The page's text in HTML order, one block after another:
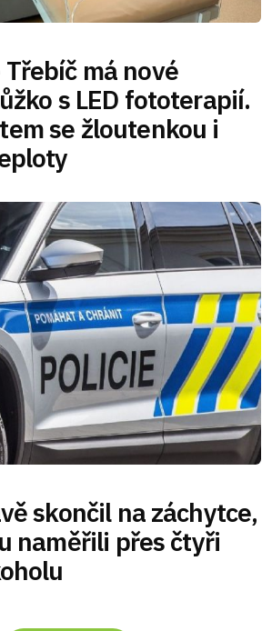
má nové
s LED fototerapií.
se žloutenkou i
skončil na záchytce,
naměřili přes čtyři